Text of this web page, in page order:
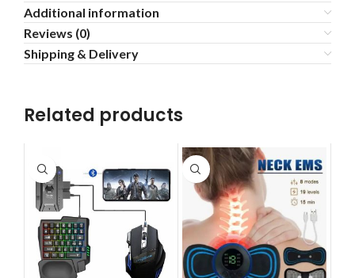
Additional information
Reviews (0)
Shipping & Delivery
Related products